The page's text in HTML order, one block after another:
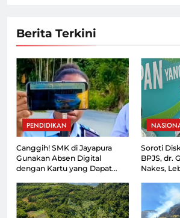
Berita Terkini
PENDIDIKAN
Canggih! SMK di Jayapura
Gunakan Absen Digital
dengan Kartu yang Dapat
Soroti
BPJS, dr.
Nakes,